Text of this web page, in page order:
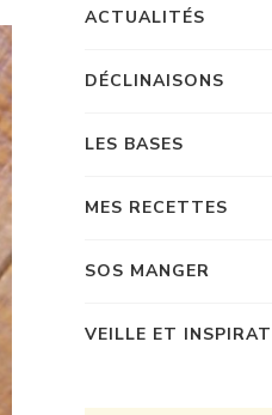
ACTUALITÉS
DÉCLINAISONS
LES BASES
MES RECETTES
SOS MANGER
VEILLE ET